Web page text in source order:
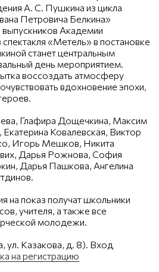
А. С. Пушкина из цикла
Петровича Белкина»
Академии
«Метель» в постановке
станет центральным
день мероприятием.
воссоздать атмосферу
вдохновение эпохи,
Глафира Дощечкина, Максим
Ковалевская, Виктор
Игорь Мешков, Никита
Дарья Рожнова, София
Дарья Пашкова, Ангелина
на показ получат школьники
учителя, а также все
молодежи.
ул. Казакова, д. 8). Вход
на регистрацию